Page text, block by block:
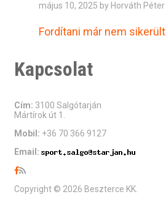
május 10, 2025 by Horváth Péter
Fordítani már nem sikerült
Kapcsolat
Cím: 3100 Salgótarján
Mártírok út 1.
Mobil: +36 70 366 9127
Email:
Copyright © 2026 Beszterce KK.